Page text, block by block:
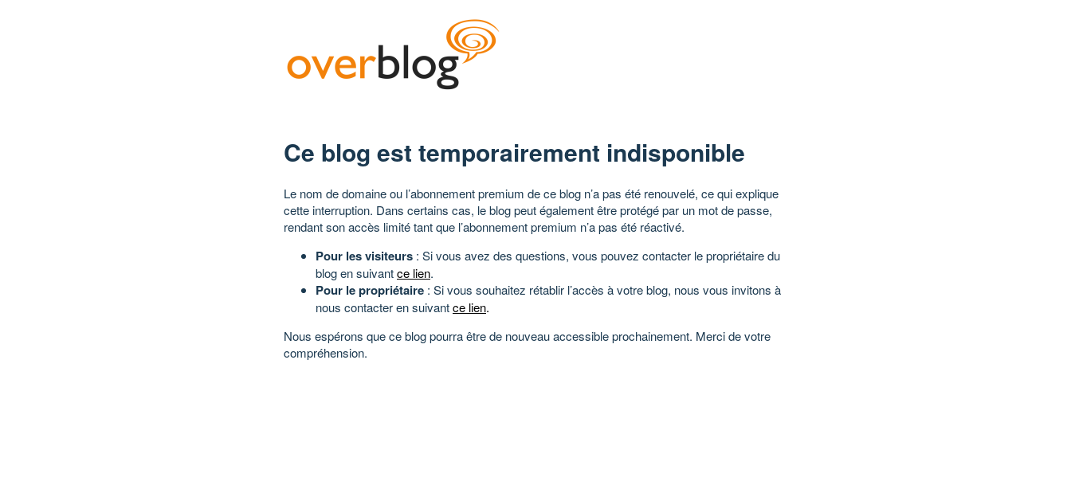
Ce blog est temporairement indisponible
Le nom de domaine ou l’abonnement premium de ce blog n’a pas été renouvelé, ce qui explique
cette interruption. Dans certains cas, le blog peut également être protégé par un mot de passe,
rendant son accès limité tant que l’abonnement premium n’a pas été réactivé.
Pour les visiteurs : Si vous avez des questions, vous pouvez contacter le propriétaire du
blog en suivantce lien.
Pour le propriétaire : Si vous souhaitez rétablir l’accès à votre blog, nous vous invitons à
nous contacter en suivantce lien.
Nous espérons que ce blog pourra être de nouveau accessible prochainement. Merci de votre
compréhension.